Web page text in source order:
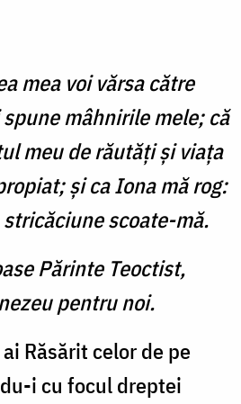
mea voi vărsa către
mâhnirile mele; că
meu de răutăţi şi viaţa
şi ca Iona mă rog:
scoate-mă.
Părinte Teoctist,
pentru noi.
Răsărit celor de pe
i cu focul dreptei